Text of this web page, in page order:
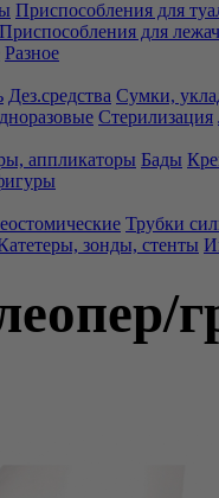
Приспособления для
Приспособления для
Разное
Дез.средства Сумки,
Стерилизация
аппликаторы Бады
Трубки
зонды, стенты